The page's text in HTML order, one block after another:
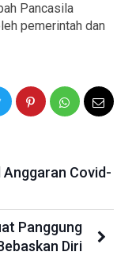
Pancasila
pemerintah dan
Covid-
Panggung
Diri